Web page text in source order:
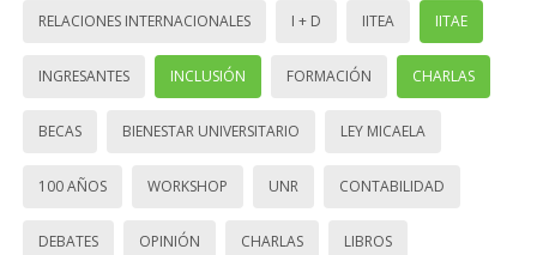
RELACIONES INTERNACIONALES I + D IITEA IITAE
INGRESANTES INCLUSIÓN FORMACIÓN CHARLAS
BECAS BIENESTAR UNIVERSITARIO LEY MICAELA
100 AÑOS WORKSHOP UNR CONTABILIDAD
DEBATES OPINIÓN CHARLAS LIBROS